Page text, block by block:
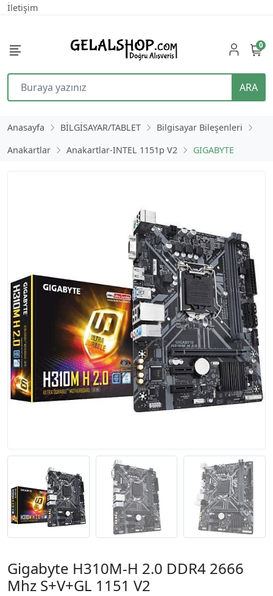
İletişim
ARA
0
Anasayfa BİLGİSAYAR/TABLET
Bilgisayar Bileşenleri
Anakartlar
Anakartlar-INTEL 1151p V2 GIGABYTE
Gigabyte H310M-H 2.0 DDR4 2666
Mhz S+V+GL 1151 V2